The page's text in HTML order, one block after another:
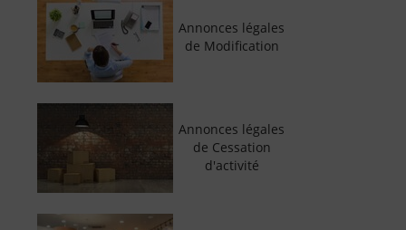
Annonces légales
de Modification
Annonces légales
de Cessation
d'activité